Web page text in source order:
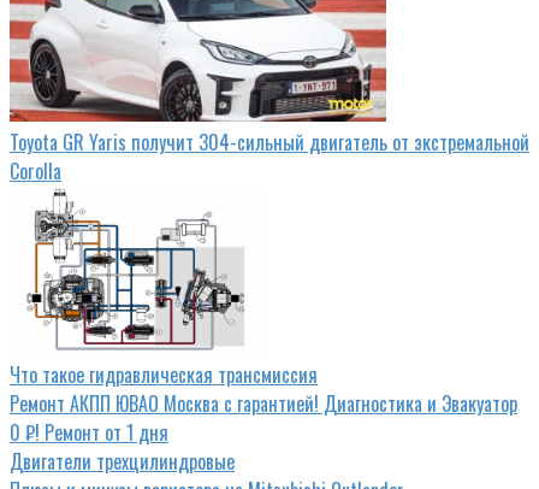
Toyota GR Yaris получит 304-сильный двигатель от экстремальной
Corolla
Что такое гидравлическая трансмиссия
Ремонт АКПП ЮВАО Москва с гарантией! Диагностика и Эвакуатор
0 ₽! Ремонт от 1 дня
Двигатели трехцилиндровые